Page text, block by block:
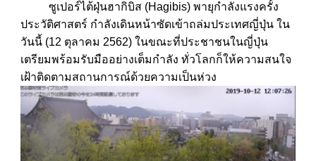
ซูเปอร์ไต้ฝุ่นฮากิบิส (Hagibis) พายุกำลังแรงครั้ง
ประวัติศาสตร์ กำลังเดินหน้าซัดเข้าถล่มประเทศญี่ปุ่น ใน
วันนี้ (12 ตุลาคม 2562) ในขณะที่ประชาชนในญี่ปุ่น
เตรียมพร้อมรับมืออย่างเต็มกำลัง ทั่วโลกก็ให้ความสนใจ
เฝ้าติดตามสถานการณ์ด้วยความเป็นห่วง